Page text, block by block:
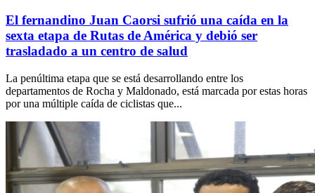
El fernandino Juan Caorsi sufrió una caída en la
sexta etapa de Rutas de América y debió ser
trasladado a un centro de salud
La penúltima etapa que se está desarrollando entre los
departamentos de Rocha y Maldonado, está marcada por estas horas
por una múltiple caída de ciclistas que...